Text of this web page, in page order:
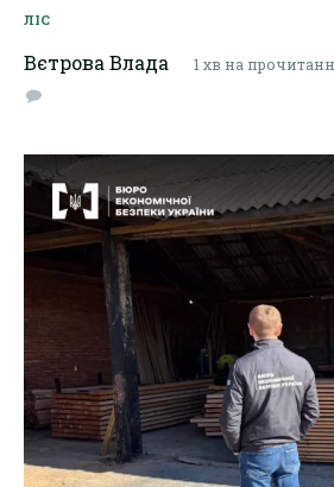
ЛІС
Вєтрова Влада 1 хв на